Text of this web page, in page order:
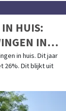
IN HUIS:
IN
in huis. Dit jaar
26%. Dit blijkt uit